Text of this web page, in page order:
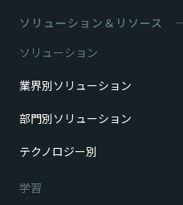
ソリューション＆リソース
ソリューション
業界別ソリューション
部門別ソリューション
テクノロジー別
学習